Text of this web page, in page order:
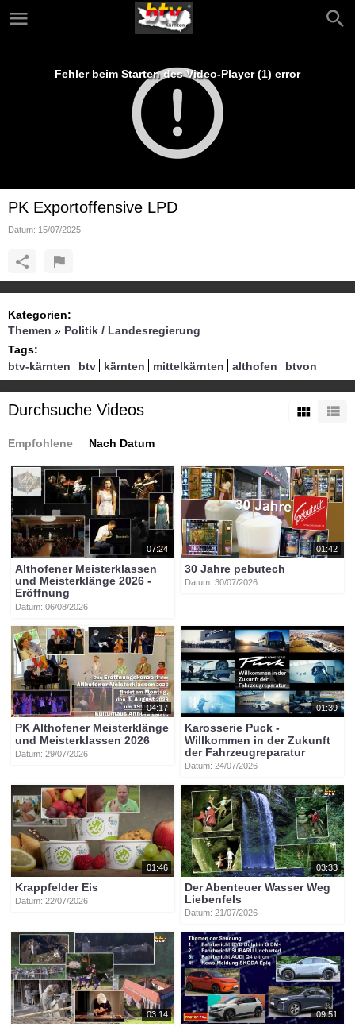
Fehler beim Starten des Video-Player (1) error
PK Exportoffensive LPD
Datum: 15/07/2025
Kategorien:
Themen » Politik / Landesregierung
Tags:
btv-kärnten
btv kärnten mittelkärnten althofen btvon
Durchsuche Videos
Empfohlene Nach Datum
07:24
Althofener Meisterklassen
und Meisterklänge 2026 -
Eröffnung
Datum: 06/08/2026
01:42
30 Jahre pebutech
Datum: 30/07/2026
04:17
PK Althofener Meisterklänge
und Meisterklassen 2026
Datum: 29/07/2026
01:39
Karosserie Puck -
Willkommen in der Zukunft
der Fahrzeugreparatur
Datum: 24/07/2026
01:46
Krappfelder Eis
Datum: 22/07/2026
03:33
Der Abenteuer Wasser Weg
Liebenfels
Datum: 21/07/2026
03:14 09:51